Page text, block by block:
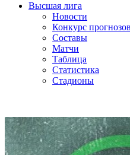
Высшая лига
Новости
Конкурс прогнозов
Составы
Матчи
Таблица
Статистика
Стадионы